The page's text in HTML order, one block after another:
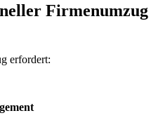
Firmenumzug
erfordert: